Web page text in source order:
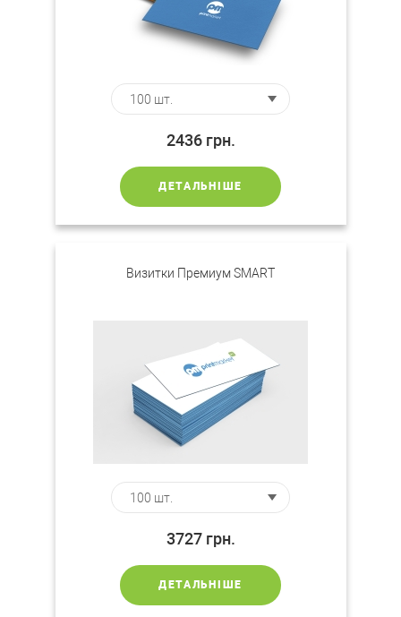
2436 грн.
ДЕТАЛЬНІШЕ
Визитки Премиум SMART
3727 грн.
ДЕТАЛЬНІШЕ